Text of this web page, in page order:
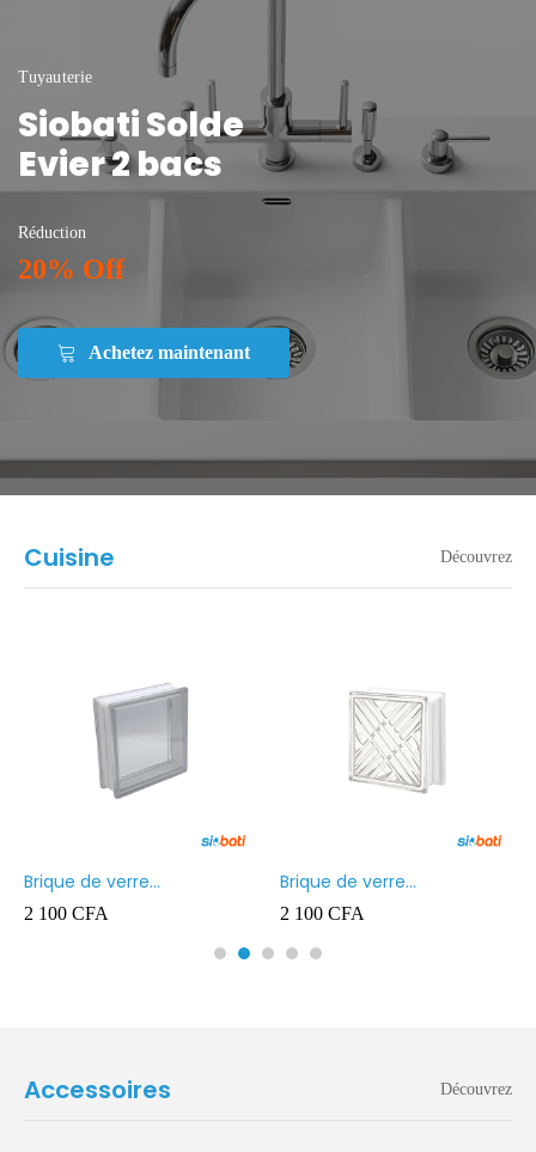
Tuyauterie
Siobati Solde
Evier 2 bacs
Réduction
20% Off
Achetez maintenant
Cuisine Découvrez
Brique de verre
190X190X80MM Transparent
2 100 CFA
Brique de verre
190X190X80MM CROSS
2 100 CFA
Accessoires Découvrez